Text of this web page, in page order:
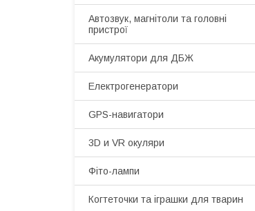
Автозвук, магнітоли та головні
пристрої
Акумулятори для ДБЖ
Електрогенератори
GPS-навигатори
3D и VR окуляри
Фіто-лампи
Когтеточки та іграшки для тварин